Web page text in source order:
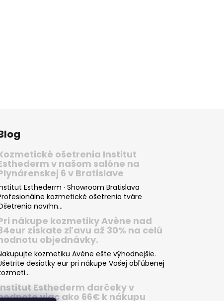
ošetrenia Institut
v našom salóne na
6 v Bratislave
Esthederm · Showroom Bratislava
kozmetické ošetrenia tváre
navrhn...
nákupe kozmetiky Avène nad
získate zľavu až 30% na celú
objednávky.
kozmetiku Avène ešte výhodnejšie.
desiatky eur pri nákupe Vašej obľúbenej
Esthederm darčeky v
viac ako 66€ k nákupu